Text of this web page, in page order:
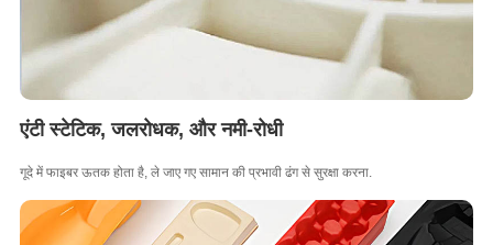
एंटी स्टेटिक, जलरोधक, और नमी-रोधी
गूदे में फाइबर ऊतक होता है, ले जाए गए सामान की प्रभावी ढंग से सुरक्षा करना.